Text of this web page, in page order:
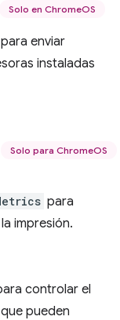
Solo en ChromeOS
para enviar
instaladas
Solo para ChromeOS
para
impresión.
controlar el
pueden